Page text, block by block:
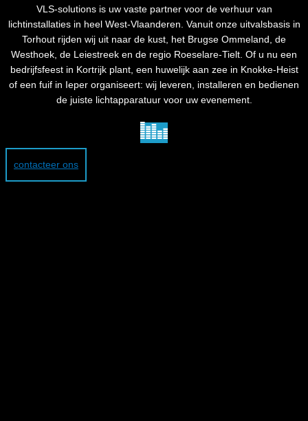
VLS-solutions is uw vaste partner voor de verhuur van
lichtinstallaties in heel West-Vlaanderen. Vanuit onze uitvalsbasis in
Torhout rijden wij uit naar de kust, het Brugse Ommeland, de
Westhoek, de Leiestreek en de regio Roeselare-Tielt. Of u nu een
bedrijfsfeest in Kortrijk plant, een huwelijk aan zee in Knokke-Heist
of een fuif in Ieper organiseert: wij leveren, installeren en bedienen
de juiste lichtapparatuur voor uw evenement.
contacteer ons